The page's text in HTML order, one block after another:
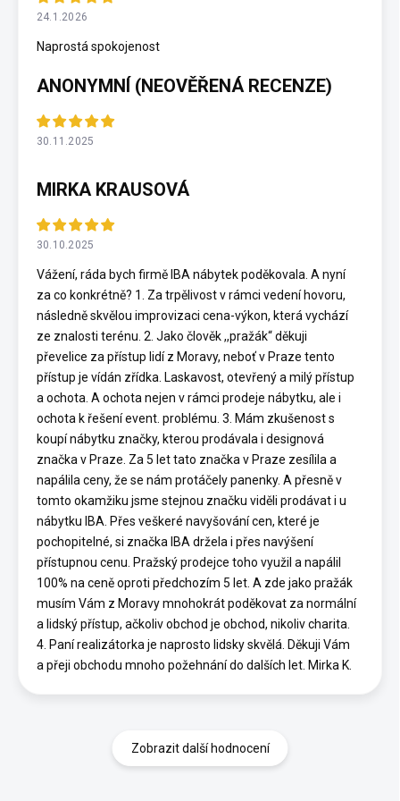
24.1.2026
Naprostá spokojenost
ANONYMNÍ (NEOVĚŘENÁ RECENZE)
30.11.2025
MIRKA KRAUSOVÁ
30.10.2025
Vážení, ráda bych firmě IBA nábytek poděkovala. A nyní
za co konkrétně? 1. Za trpělivost v rámci vedení hovoru,
následně skvělou improvizaci cena-výkon, která vychází
ze znalosti terénu. 2. Jako člověk ,,pražák“ děkuji
převelice za přístup lidí z Moravy, neboť v Praze tento
přístup je vídán zřídka. Laskavost, otevřený a milý přístup
a ochota. A ochota nejen v rámci prodeje nábytku, ale i
ochota k řešení event. problému. 3. Mám zkušenost s
koupí nábytku značky, kterou prodávala i designová
značka v Praze. Za 5 let tato značka v Praze zesílila a
napálila ceny, že se nám protáčely panenky. A přesně v
tomto okamžiku jsme stejnou značku viděli prodávat i u
nábytku IBA. Přes veškeré navyšování cen, které je
pochopitelné, si značka IBA držela i přes navýšení
přístupnou cenu. Pražský prodejce toho využil a napálil
100% na ceně oproti předchozím 5 let. A zde jako pražák
musím Vám z Moravy mnohokrát poděkovat za normální
a lidský přístup, ačkoliv obchod je obchod, nikoliv charita.
4. Paní realizátorka je naprosto lidsky skvělá. Děkuji Vám
a přeji obchodu mnoho požehnání do dalších let. Mirka K.
Zobrazit další hodnocení